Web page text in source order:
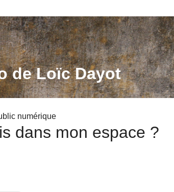
de Loïc Dayot
numérique
dans mon espace ?